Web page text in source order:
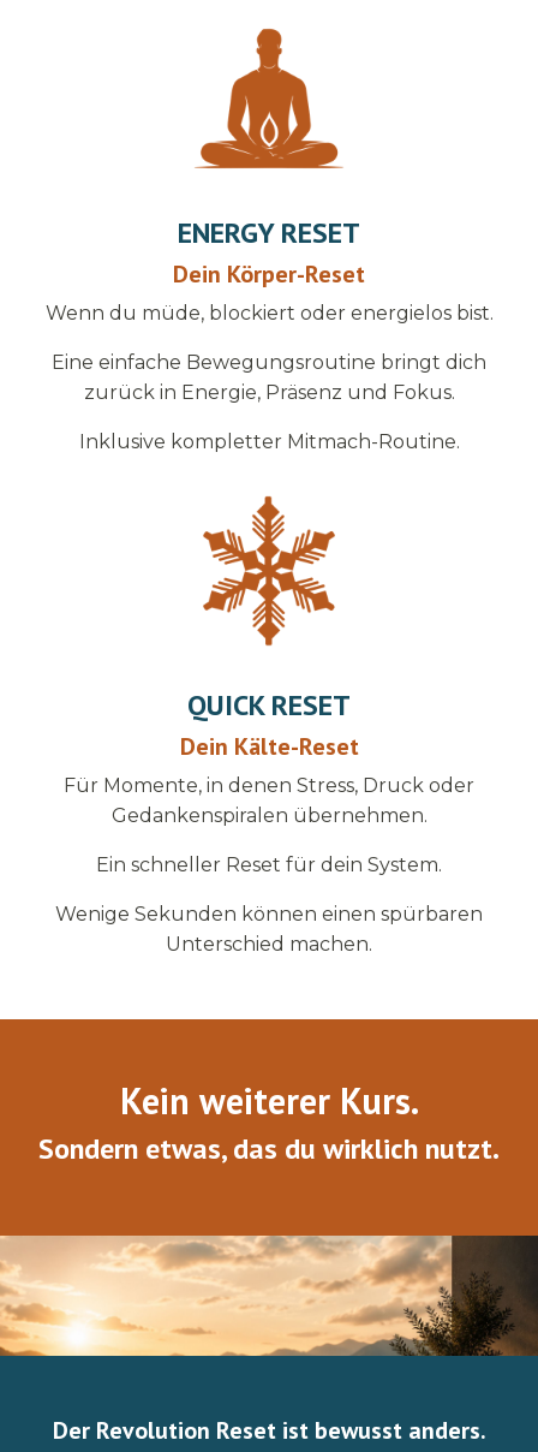
ENERGY RESET
Dein Körper-Reset
Wenn du müde, blockiert oder energielos bist.
Eine einfache Bewegungsroutine bringt dich
zurück in Energie, Präsenz und Fokus.
Inklusive kompletter Mitmach-Routine.
QUICK RESET
Dein Kälte-Reset
Für Momente, in denen Stress, Druck oder
Gedankenspiralen übernehmen.
Ein schneller Reset für dein System.
Wenige Sekunden können einen spürbaren
Unterschied machen.
Kein weiterer Kurs.
Sondern etwas, das du wirklich nutzt.
Der Revolution Reset ist bewusst anders.